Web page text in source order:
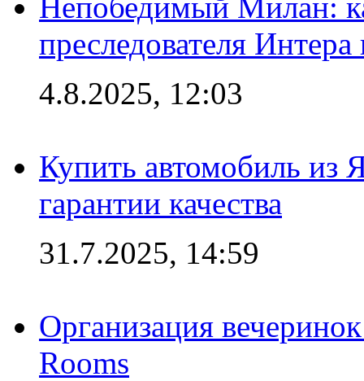
преследователя
4.8.2025, 12:03
Купить автомобиль из
гарантии качества
31.7.2025, 14:59
Организация
Rooms